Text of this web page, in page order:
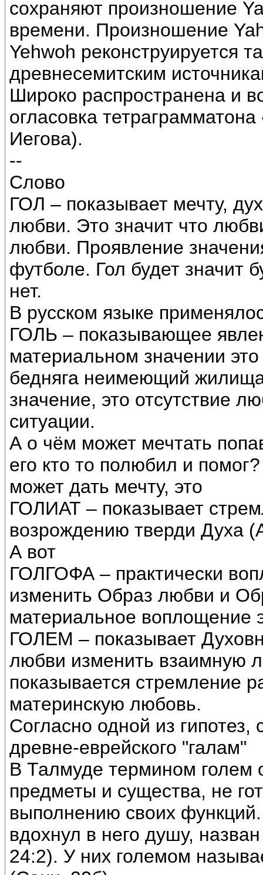
сохраняют произношение
времени. Произношение
Yehwoh реконструируется
древнесемитским
Широко распространена и
огласовка
Иегова).
--
Слово
ГОЛ – показывает мечту,
любви. Это значит что
любви. Проявление
футболе. Гол будет значит
нет.
В русском языке
ГОЛЬ – показывающее
материальном значении
бедняга неимеющий
значение, это отсутствие
ситуации.
А о чём может мечтать
его кто то полюбил и
может дать мечту, это
ГОЛИАТ – показывает
возрождению тверди Духа
А вот
ГОЛГОФА – практически
изменить Образ любви и
материальное воплощение
ГОЛЕМ – показывает
любви изменить взаимную
показывается стремление
материнскую любовь.
Согласно одной из гипотез,
древне-еврейского "галам"
В Талмуде термином голем
предметы и существа, не
выполнению своих
вдохнул в него душу,
24:2). У них големом